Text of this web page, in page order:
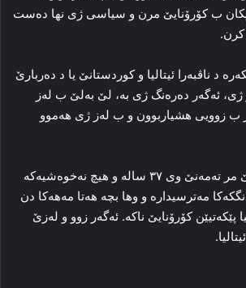
ب کۆرۆنایێ مرن و سیاسی ژی نها ده‌ست
کرن.
د ناڤبه‌را ئیتالیا و کوردستانێ یا د ده‌ربارێ
ژی، ئەگەر ده‌ره‌نگ ژی بە، لێ به‌لێ ب له‌ز
ب زوویی هشیاربوون و ب له‌ز ژی هه‌موو
ئه‌وێ ئیرۆ ب کۆرۆنایێ مر ته‌مه‌نێ وی ۳۷ ساله‌ و هیچ نه‌خوه‌شیه‌که‌
مه‌ترسیداره‌ و وها بچه‌ ھەتا مه‌هه‌کا‌ دن
پێکه‌تیێن کۆرۆنایێ ناکه‌. ئه‌گه‌ر زوو و له‌زێ